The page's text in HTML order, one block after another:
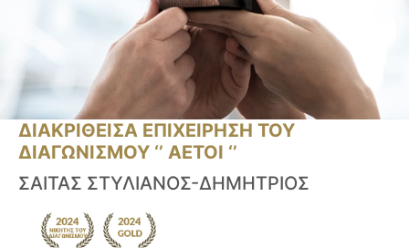
ΔΙΑΚΡΙΘΕΙΣΑ ΕΠΙΧΕΙΡΗΣΗ ΤΟΥ
ΔΙΑΓΩΝΙΣΜΟΥ ‘’ ΑΕΤΟΙ ‘’
ΣΑΙΤΑΣ ΣΤΥΛΙΑΝΟΣ-ΔΗΜΗΤΡΙΟΣ